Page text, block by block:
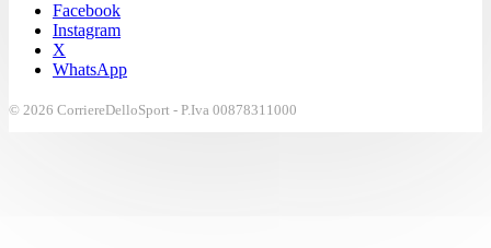
Facebook
Instagram
X
WhatsApp
© 2026 CorriereDelloSport - P.Iva 00878311000